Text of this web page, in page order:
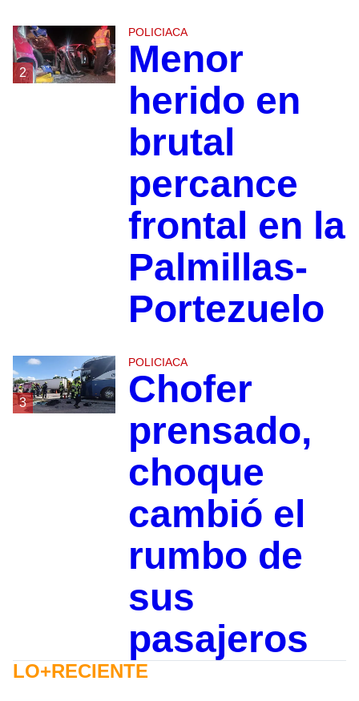
2
POLICIACA
Menor
herido en
brutal
percance
frontal en la
Palmillas-
Portezuelo
3
POLICIACA
Chofer
prensado,
choque
cambió el
rumbo de
sus
pasajeros
LO+RECIENTE